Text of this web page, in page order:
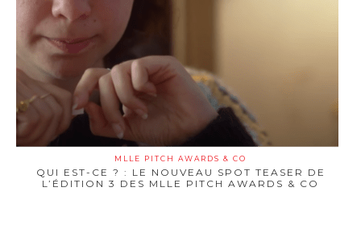
MLLE PITCH AWARDS & CO
QUI EST-CE ? : LE NOUVEAU SPOT TEASER DE
L’ÉDITION 3 DES MLLE PITCH AWARDS & CO